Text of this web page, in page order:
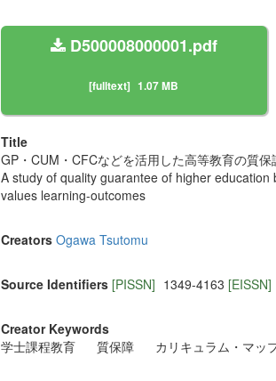
D500008000001.pdf
[fulltext] 1.07 MB
Title
GP・CUM・CFCなどを活用した高等教育の質
A study of quality guarantee of higher
values learning-outcomes
Creators Ogawa Tsutomu
Source Identifiers [PISSN] 1349-4163 [EISSN]
Creator Keywords
学士課程教育
質保障 カリキュラム・マッ